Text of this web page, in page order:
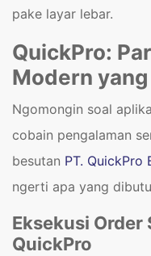
pake layar lebar.
QuickPro:
Modern
Ngomongin soal
cobain pengalaman
besutan PT. QuickPro
ngerti apa yang
Eksekusi Order
QuickPro